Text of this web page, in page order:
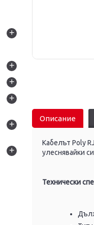
+
+
+
+
+
+
Описание
Кабелът Poly
улеснявайки
Технически